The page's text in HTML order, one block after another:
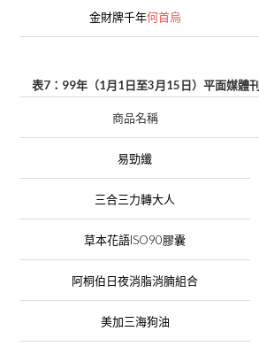
金財牌千年何首烏
表7 ： 99年（1月 1 日 至3月 15 日 ）平面媒體刊
商品名稱
易勁纖
三合三力轉大人
草本花語ISO90膠囊
阿桐伯日夜消脂消腩組合
美加三海狗油